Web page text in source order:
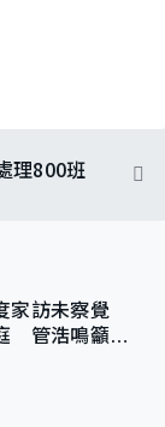
理800班
家訪未察覺
管浩鳴籲加